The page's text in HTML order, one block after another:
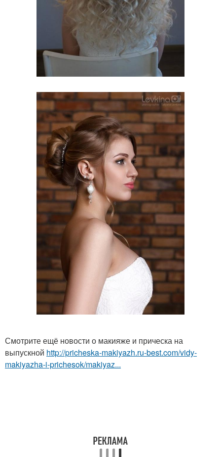
Смотрите ещё новости о макияже и прическа на
выпускной http://pricheska-makiyazh.ru-best.com/vidy-
makiyazha-i-prichesok/makiyaz...